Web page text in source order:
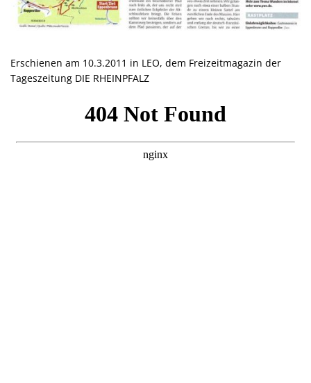
Erschienen am 10.3.2011 in LEO, dem Freizeitmagazin der
Tageszeitung DIE RHEINPFALZ